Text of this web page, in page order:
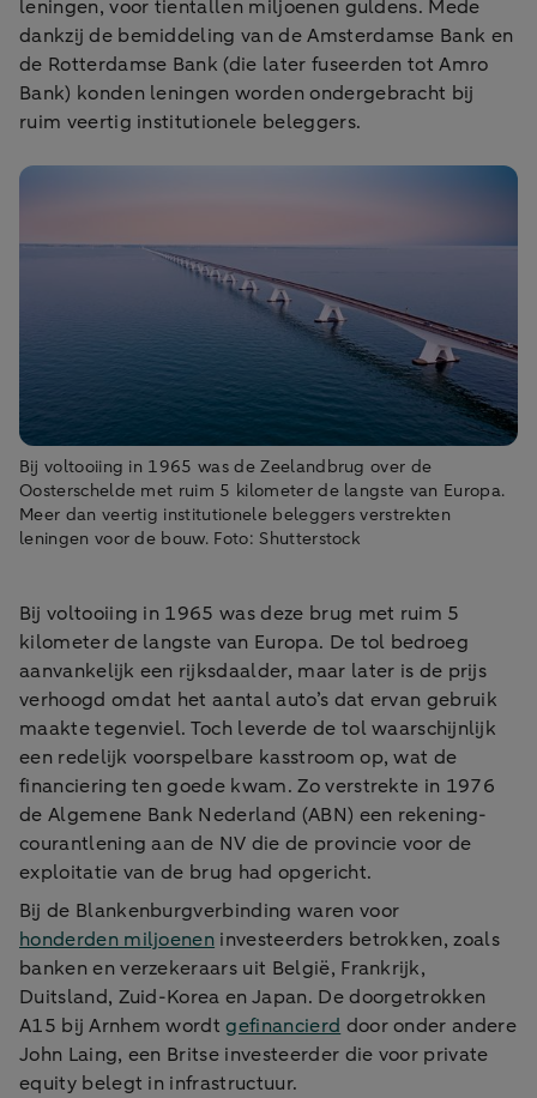
leningen, voor tientallen miljoenen guldens. Mede
dankzij de bemiddeling van de Amsterdamse Bank en
de Rotterdamse Bank (die later fuseerden tot Amro
Bank) konden leningen worden ondergebracht bij
ruim veertig institutionele beleggers.
Bij voltooiing in 1965 was de Zeelandbrug over de
Oosterschelde met ruim 5 kilometer de langste van Europa.
Meer dan veertig institutionele beleggers verstrekten
leningen voor de bouw. Foto: Shutterstock
Bij voltooiing in 1965 was deze brug met ruim 5
kilometer de langste van Europa. De tol bedroeg
aanvankelijk een rijksdaalder, maar later is de prijs
verhoogd omdat het aantal auto’s dat ervan gebruik
maakte tegenviel. Toch leverde de tol waarschijnlijk
een redelijk voorspelbare kasstroom op, wat de
financiering ten goede kwam. Zo verstrekte in 1976
de Algemene Bank Nederland (ABN) een rekening-
courantlening aan de NV die de provincie voor de
exploitatie van de brug had opgericht.
Bij de Blankenburgverbinding waren voor
honderden miljoenen investeerders betrokken, zoals
banken en verzekeraars uit België, Frankrijk,
Duitsland, Zuid-Korea en Japan. De doorgetrokken
A15 bij Arnhem wordtgefinancierd door onder andere
John Laing, een Britse investeerder die voor private
equity belegt in infrastructuur.